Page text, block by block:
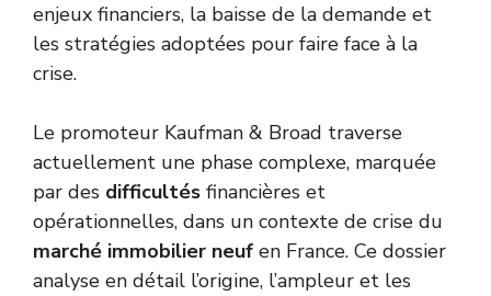
enjeux financiers, la baisse de la demande et
les stratégies adoptées pour faire face à la
crise.
Le promoteur Kaufman & Broad traverse
actuellement une phase complexe, marquée
par des difficultés financières et
opérationnelles, dans un contexte de crise du
marché immobilier neuf en France. Ce dossier
analyse en détail l’origine, l’ampleur et les